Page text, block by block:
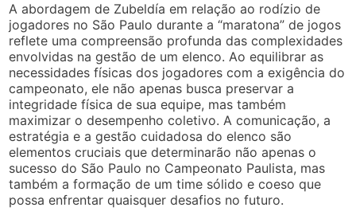
A abordagem de Zubeldía em relação ao rodízio de
jogadores no São Paulo durante a “maratona” de jogos
reflete uma compreensão profunda das complexidades
envolvidas na gestão de um elenco. Ao equilibrar as
necessidades físicas dos jogadores com a exigência do
campeonato, ele não apenas busca preservar a
integridade física de sua equipe, mas também
maximizar o desempenho coletivo. A comunicação, a
estratégia e a gestão cuidadosa do elenco são
elementos cruciais que determinarão não apenas o
sucesso do São Paulo no Campeonato Paulista, mas
também a formação de um time sólido e coeso que
possa enfrentar quaisquer desafios no futuro.